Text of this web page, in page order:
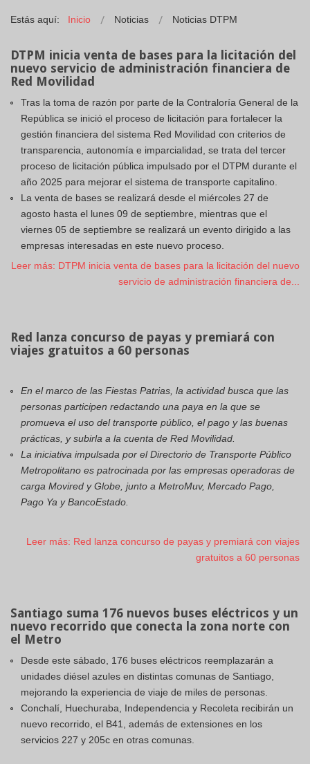
Estás aquí: Inicio Noticias Noticias DTPM
DTPM inicia venta de bases para la licitación del
nuevo servicio de administración financiera de
Red Movilidad
Tras la toma de razón por parte de la Contraloría General de la
República se inició el proceso de licitación para fortalecer la
gestión financiera del sistema Red Movilidad con criterios de
transparencia, autonomía e imparcialidad, se trata del tercer
proceso de licitación pública impulsado por el DTPM durante el
año 2025 para mejorar el sistema de transporte capitalino.
La venta de bases se realizará desde el miércoles 27 de
agosto hasta el lunes 09 de septiembre, mientras que el
viernes 05 de septiembre se realizará un evento dirigido a las
empresas interesadas en este nuevo proceso.
Leer más: DTPM inicia venta de bases para la licitación del nuevo
servicio de administración financiera de...
Red lanza concurso de payas y premiará con
viajes gratuitos a 60 personas
En el marco de las Fiestas Patrias, la actividad busca que las
personas participen redactando una paya en la que se
promueva el uso del transporte público, el pago y las buenas
prácticas, y subirla a la cuenta de Red Movilidad.
La iniciativa impulsada por el Directorio de Transporte Público
Metropolitano es patrocinada por las empresas operadoras de
carga Movired y Globe, junto a MetroMuv, Mercado Pago,
Pago Ya y BancoEstado.
Leer más: Red lanza concurso de payas y premiará con viajes
gratuitos a 60 personas
Santiago suma 176 nuevos buses eléctricos y un
nuevo recorrido que conecta la zona norte con
el Metro
Desde este sábado, 176 buses eléctricos reemplazarán a
unidades diésel azules en distintas comunas de Santiago,
mejorando la experiencia de viaje de miles de personas.
Conchalí, Huechuraba, Independencia y Recoleta recibirán un
nuevo recorrido, el B41, además de extensiones en los
servicios 227 y 205c en otras comunas.